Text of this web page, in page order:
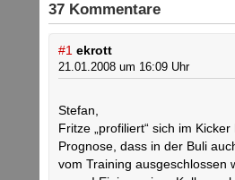
37 Kommentare
#1 ekrott
21.01.2008 um 16:09 Uhr
Stefan,
Fritze „profiliert“ sich im
Prognose, dass in der Buli
vom Training ausgeschlossen